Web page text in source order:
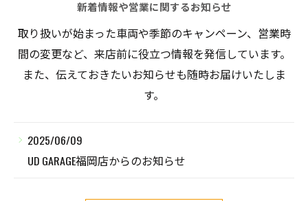
新着情報や営業に関するお知らせ
取り扱いが始まった車両や季節のキャンペーン、営業時
間の変更など、来店前に役立つ情報を発信しています。
また、伝えておきたいお知らせも随時お届けいたしま
す。
2025/06/09
UD GARAGE福岡店からのお知らせ